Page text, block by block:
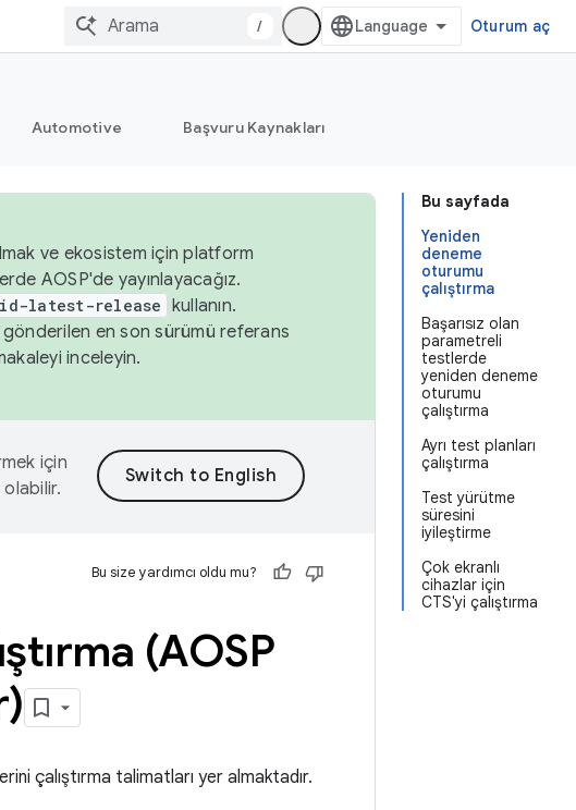
/ Oturum aç
Automotive Başvuru Kaynakları
Bu sayfada
Yeniden
deneme
oturumu
çalıştırma
Başarısız olan
parametreli
testlerde
yeniden deneme
oturumu
çalıştırma
Ayrı test planları
çalıştırma
Test yürütme
süresini
iyileştirme
Çok ekranlı
cihazlar için
CTS'yi çalıştırma
ve ekosistem için platform
AOSP'de yayınlayacağız.
latest-release kullanın.
en son sürümü referans
inceleyin.
için
Bu size yardımcı oldu mu?
(AOSP
çalıştırma talimatları yer almaktadır.